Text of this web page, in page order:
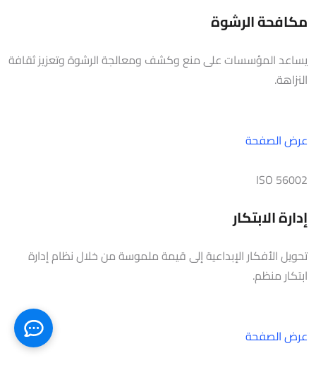
مكافحة الرشوة
يساعد المؤسسات على منع وكشف ومعالجة الرشوة وتعزيز ثقافة
النزاهة.
عرض الصفحة
ISO 56002
إدارة الابتكار
تحويل الأفكار الإبداعية إلى قيمة ملموسة من خلال نظام إدارة
ابتكار منظم.
عرض الصفحة